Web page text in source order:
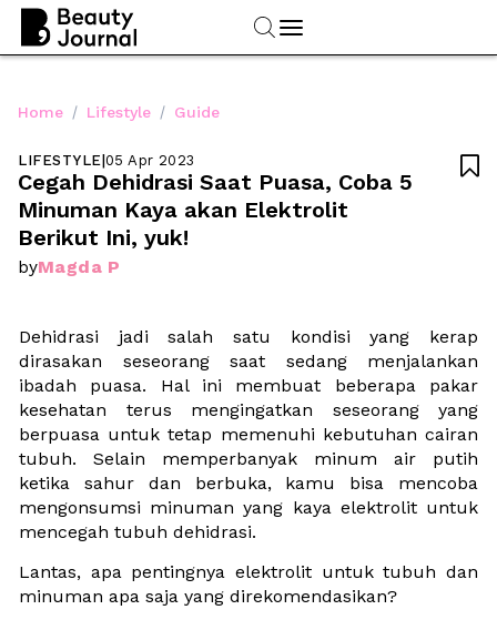
Home / Lifestyle / Guide
LIFESTYLE|05 Apr 2023
Cegah Dehidrasi Saat Puasa, Coba 5
Minuman Kaya akan Elektrolit
Berikut Ini, yuk!
byMagda P

Dehidrasi jadi salah satu kondisi yang kerap
dirasakan seseorang saat sedang menjalankan
ibadah puasa. Hal ini membuat beberapa pakar
kesehatan terus mengingatkan seseorang yang
berpuasa untuk tetap memenuhi kebutuhan cairan
tubuh. Selain memperbanyak minum air putih
ketika sahur dan berbuka, kamu bisa mencoba
mengonsumsi minuman yang kaya elektrolit untuk
mencegah tubuh dehidrasi.
Lantas, apa pentingnya elektrolit untuk tubuh dan
minuman apa saja yang direkomendasikan?